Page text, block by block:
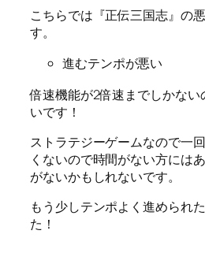
こちらでは『正伝三国志』の
す。
進むテンポが悪い
倍速機能が2倍速までしかな
いです！
ストラテジーゲームなので一
くないので時間がない方には
がないかもしれないです。
もう少しテンポよく進められ
た！